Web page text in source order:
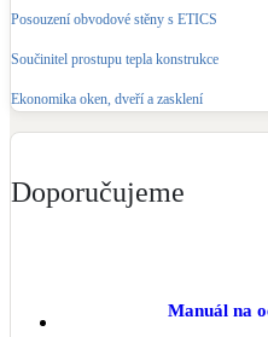
Žaluzie,
Šedá i černá
Posouzení obvodové stěny s ETICS
Součinitel prostupu tepla konstrukce
Ekonomika oken, dveří a zasklení
Doporučujeme
Manuál na